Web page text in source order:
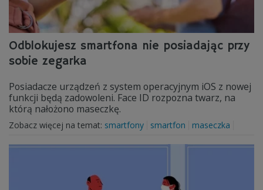
Odblokujesz smartfona nie posiadając przy
sobie zegarka
Posiadacze urządzeń z system operacyjnym iOS z nowej
funkcji będą zadowoleni. Face ID rozpozna twarz, na
którą nałożono maseczkę.
Zobacz więcej na temat: smartfony smartfon maseczka